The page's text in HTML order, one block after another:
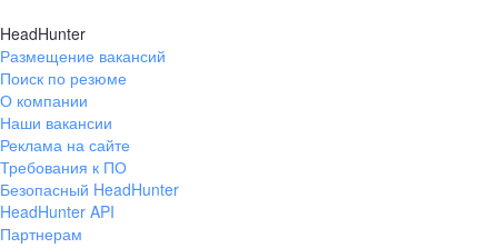
HeadHunter
Размещение вакансий
Поиск по резюме
О компании
Наши вакансии
Реклама на сайте
Требования к ПО
Безопасный HeadHunter
HeadHunter API
Партнерам